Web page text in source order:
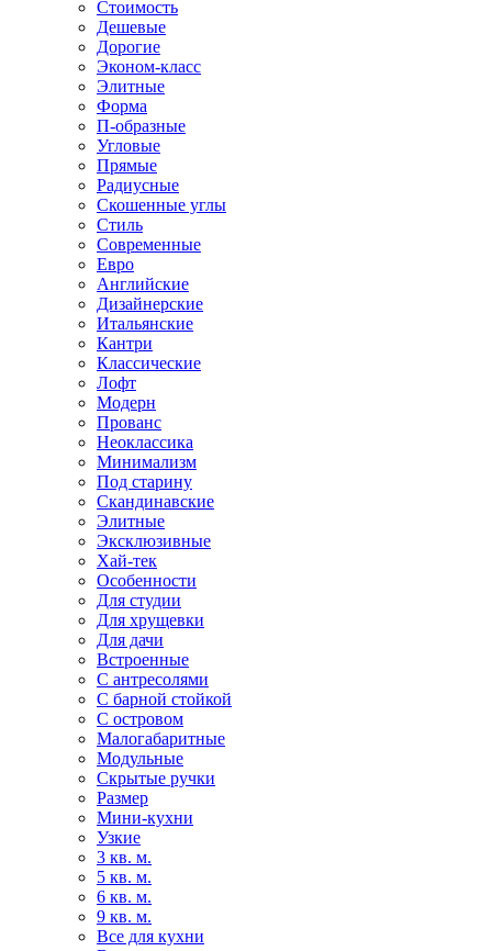
Стоимость
Дешевые
Дорогие
Эконом-класс
Элитные
Форма
П-образные
Угловые
Прямые
Радиусные
Скошенные углы
Стиль
Современные
Евро
Английские
Дизайнерские
Итальянские
Кантри
Классические
Лофт
Модерн
Прованс
Неоклассика
Минимализм
Под старину
Скандинавские
Элитные
Эксклюзивные
Хай-тек
Особенности
Для студии
Для хрущевки
Для дачи
Встроенные
С антресолями
С барной стойкой
С островом
Малогабаритные
Модульные
Скрытые ручки
Размер
Мини-кухни
Узкие
3 кв. м.
5 кв. м.
6 кв. м.
9 кв. м.
Все для кухни